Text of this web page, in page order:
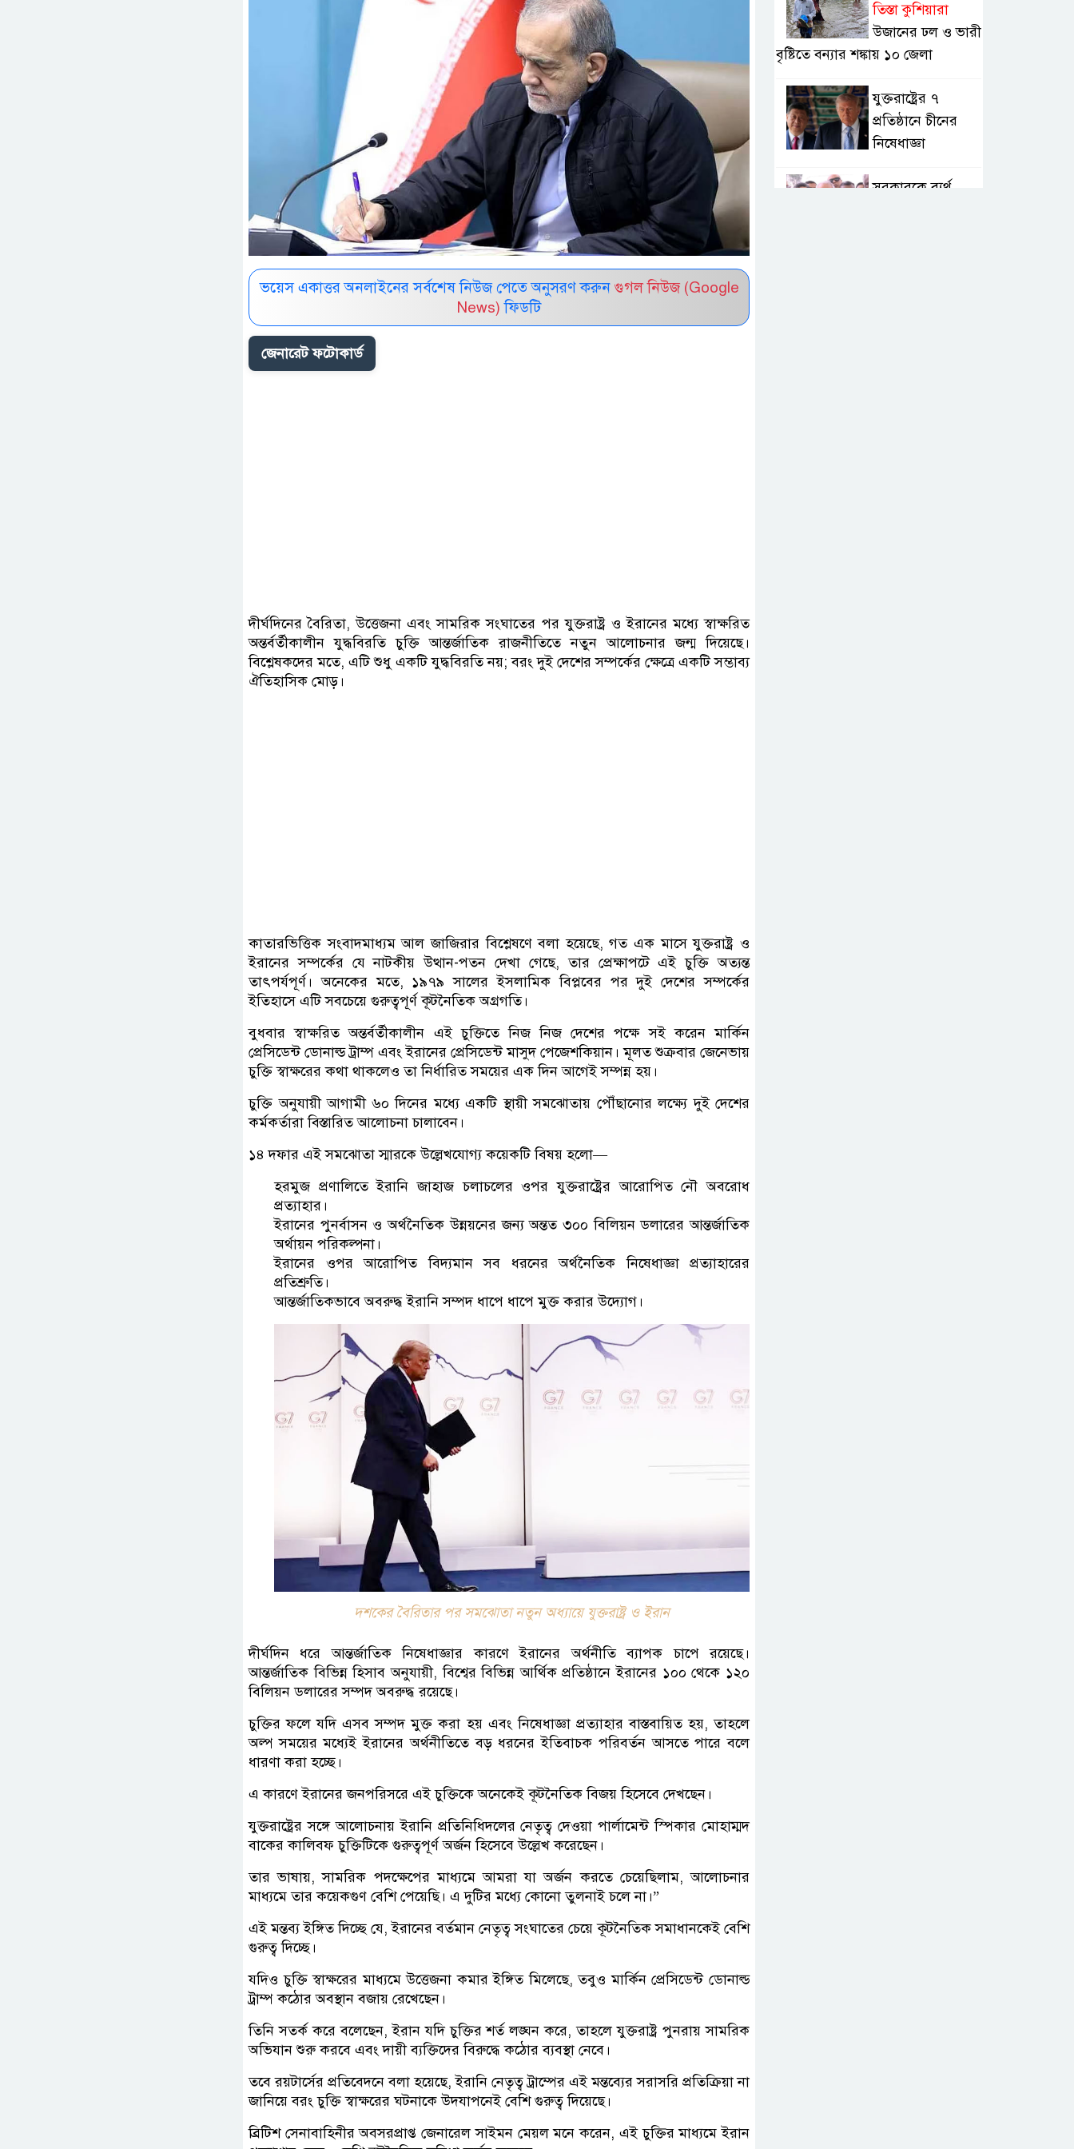
ভয়েস একাত্তর অনলাইনের সর্বশেষ নিউজ পেতে অনুসরণ করুন গুগল নিউজ (Google
News) ফিডটি
জেনারেট ফটোকার্ড
দীর্ঘদিনের বৈরিতা, উত্তেজনা এবং সামরিক সংঘাতের পর যুক্তরাষ্ট্র ও ইরানের মধ্যে স্বাক্ষরিত
অন্তর্বর্তীকালীন যুদ্ধবিরতি চুক্তি আন্তর্জাতিক রাজনীতিতে নতুন আলোচনার জন্ম দিয়েছে।
বিশ্লেষকদের মতে, এটি শুধু একটি যুদ্ধবিরতি নয়; বরং দুই দেশের সম্পর্কের ক্ষেত্রে একটি সম্ভাব্য
ঐতিহাসিক মোড়।
কাতারভিত্তিক সংবাদমাধ্যম আল জাজিরার বিশ্লেষণে বলা হয়েছে, গত এক মাসে যুক্তরাষ্ট্র ও
ইরানের সম্পর্কের যে নাটকীয় উত্থান-পতন দেখা গেছে, তার প্রেক্ষাপটে এই চুক্তি অত্যন্ত
তাৎপর্যপূর্ণ। অনেকের মতে, ১৯৭৯ সালের ইসলামিক বিপ্লবের পর দুই দেশের সম্পর্কের
ইতিহাসে এটি সবচেয়ে গুরুত্বপূর্ণ কূটনৈতিক অগ্রগতি।
বুধবার স্বাক্ষরিত অন্তর্বর্তীকালীন এই চুক্তিতে নিজ নিজ দেশের পক্ষে সই করেন মার্কিন
প্রেসিডেন্ট ডোনাল্ড ট্রাম্প এবং ইরানের প্রেসিডেন্ট মাসুদ পেজেশকিয়ান। মূলত শুক্রবার জেনেভায়
চুক্তি স্বাক্ষরের কথা থাকলেও তা নির্ধারিত সময়ের এক দিন আগেই সম্পন্ন হয়।
চুক্তি অনুযায়ী আগামী ৬০ দিনের মধ্যে একটি স্থায়ী সমঝোতায় পৌঁছানোর লক্ষ্যে দুই দেশের
কর্মকর্তারা বিস্তারিত আলোচনা চালাবেন।
১৪ দফার এই সমঝোতা স্মারকে উল্লেখযোগ্য কয়েকটি বিষয় হলো—
হরমুজ প্রণালিতে ইরানি জাহাজ চলাচলের ওপর যুক্তরাষ্ট্রের আরোপিত নৌ অবরোধ
প্রত্যাহার।
ইরানের পুনর্বাসন ও অর্থনৈতিক উন্নয়নের জন্য অন্তত ৩০০ বিলিয়ন ডলারের আন্তর্জাতিক
অর্থায়ন পরিকল্পনা।
ইরানের ওপর আরোপিত বিদ্যমান সব ধরনের অর্থনৈতিক নিষেধাজ্ঞা প্রত্যাহারের
প্রতিশ্রুতি।
আন্তর্জাতিকভাবে অবরুদ্ধ ইরানি সম্পদ ধাপে ধাপে মুক্ত করার উদ্যোগ।
দশকের বৈরিতার পর সমঝোতা নতুন অধ্যায়ে যুক্তরাষ্ট্র ও ইরান
দীর্ঘদিন ধরে আন্তর্জাতিক নিষেধাজ্ঞার কারণে ইরানের অর্থনীতি ব্যাপক চাপে রয়েছে।
আন্তর্জাতিক বিভিন্ন হিসাব অনুযায়ী, বিশ্বের বিভিন্ন আর্থিক প্রতিষ্ঠানে ইরানের ১০০ থেকে ১২০
বিলিয়ন ডলারের সম্পদ অবরুদ্ধ রয়েছে।
চুক্তির ফলে যদি এসব সম্পদ মুক্ত করা হয় এবং নিষেধাজ্ঞা প্রত্যাহার বাস্তবায়িত হয়, তাহলে
অল্প সময়ের মধ্যেই ইরানের অর্থনীতিতে বড় ধরনের ইতিবাচক পরিবর্তন আসতে পারে বলে
ধারণা করা হচ্ছে।
এ কারণে ইরানের জনপরিসরে এই চুক্তিকে অনেকেই কূটনৈতিক বিজয় হিসেবে দেখছেন।
যুক্তরাষ্ট্রের সঙ্গে আলোচনায় ইরানি প্রতিনিধিদলের নেতৃত্ব দেওয়া পার্লামেন্ট স্পিকার মোহাম্মদ
বাকের কালিবফ চুক্তিটিকে গুরুত্বপূর্ণ অর্জন হিসেবে উল্লেখ করেছেন।
তার ভাষায়, সামরিক পদক্ষেপের মাধ্যমে আমরা যা অর্জন করতে চেয়েছিলাম, আলোচনার
মাধ্যমে তার কয়েকগুণ বেশি পেয়েছি। এ দুটির মধ্যে কোনো তুলনাই চলে না।”
এই মন্তব্য ইঙ্গিত দিচ্ছে যে, ইরানের বর্তমান নেতৃত্ব সংঘাতের চেয়ে কূটনৈতিক সমাধানকেই বেশি
গুরুত্ব দিচ্ছে।
যদিও চুক্তি স্বাক্ষরের মাধ্যমে উত্তেজনা কমার ইঙ্গিত মিলেছে, তবুও মার্কিন প্রেসিডেন্ট ডোনাল্ড
ট্রাম্প কঠোর অবস্থান বজায় রেখেছেন।
তিনি সতর্ক করে বলেছেন, ইরান যদি চুক্তির শর্ত লঙ্ঘন করে, তাহলে যুক্তরাষ্ট্র পুনরায় সামরিক
অভিযান শুরু করবে এবং দায়ী ব্যক্তিদের বিরুদ্ধে কঠোর ব্যবস্থা নেবে।
তবে রয়টার্সের প্রতিবেদনে বলা হয়েছে, ইরানি নেতৃত্ব ট্রাম্পের এই মন্তব্যের সরাসরি প্রতিক্রিয়া না
জানিয়ে বরং চুক্তি স্বাক্ষরের ঘটনাকে উদযাপনেই বেশি গুরুত্ব দিয়েছে।
ব্রিটিশ সেনাবাহিনীর অবসরপ্রাপ্ত জেনারেল সাইমন মেয়ল মনে করেন, এই চুক্তির মাধ্যমে ইরান
তিস্তা কুশিয়ারা
উজানের ঢল ও ভারী
বৃষ্টিতে বন্যার শঙ্কায় ১০ জেলা
যুক্তরাষ্ট্রের ৭
প্রতিষ্ঠানে চীনের
নিষেধাজ্ঞা
সরকারকে ব্যর্থ